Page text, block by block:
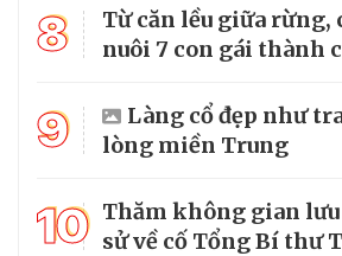
8
Từ căn lều giữa rừng,
nuôi 7 con gái thành
9
Làng cổ đẹp như
lòng miền Trung
10 Thăm không gian
sử về cố Tổng Bí thư